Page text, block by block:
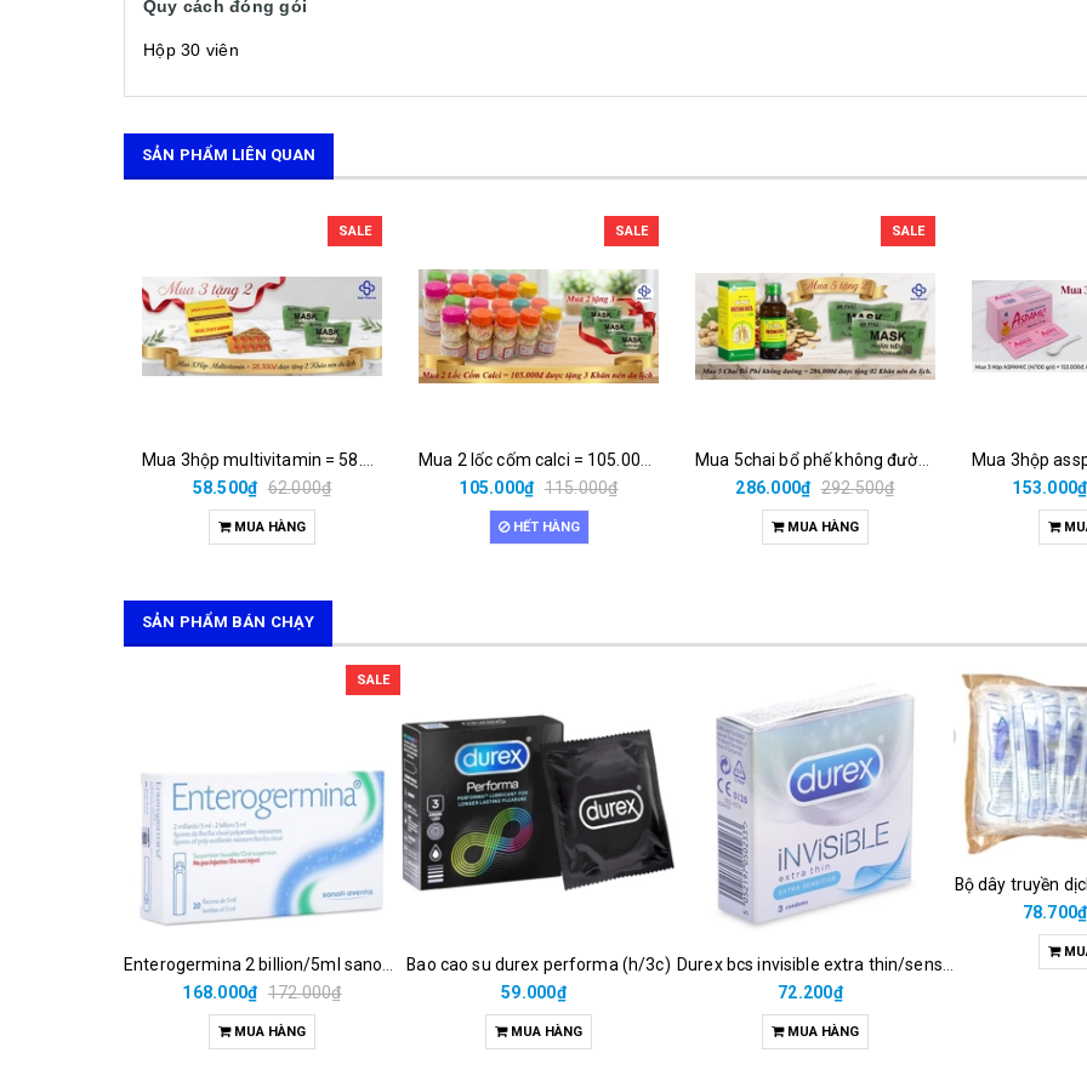
Quy cách đóng gói
Hộp 30 viên
SẢN PHẨM LIÊN QUAN
SALE
58.500₫ 62.000₫
MUA HÀNG
SALE
105.000₫ 115.000₫
HẾT HÀNG
SALE
Mua 5chai bổ phế không đường = 286.000đ được tặng 02 khăn nén du lịch.
286.000₫ 292.500₫
MUA HÀNG
153.000₫
SẢN PHẨM BÁN CHẠY
SALE
168.000₫ 172.000₫
MUA HÀNG
Bao cao su durex performa (h/3c)
59.000₫
MUA HÀNG
72.200₫
MUA HÀNG
Bộ dây truyền
78.700₫